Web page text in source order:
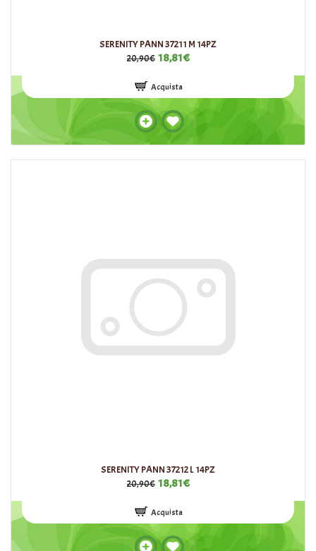
SERENITY PANN 37211 M 14PZ
20,90€ 18,81€
Acquista
SERENITY PANN 37212 L 14PZ
20,90€ 18,81€
Acquista